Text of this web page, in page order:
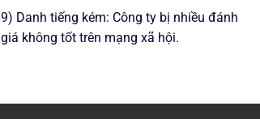
9) Danh tiếng kém: Công ty bị nhiều đánh
giá không tốt trên mạng xã hội.